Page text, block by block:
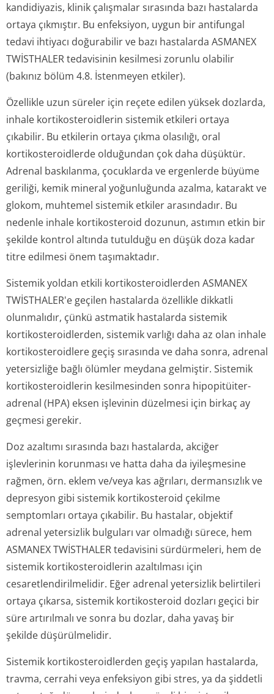
kandidiyazis, klinik çalışmalar sırasında bazı hastalarda
ortaya çıkmıştır. Bu enfeksiyon, uygun bir antifungal
tedavi ihtiyacı doğurabilir ve bazı hastalarda ASMANEX
TWİSTHALER tedavisinin kesilmesi zorunlu olabilir
(bakınız bölüm 4.8. İstenmeyen etkiler).
Özellikle uzun süreler için reçete edilen yüksek dozlarda,
inhale kortikosteroidlerin sistemik etkileri ortaya
çıkabilir. Bu etkilerin ortaya çıkma olasılığı, oral
kortikosteroidlerde olduğundan çok daha düşüktür.
Adrenal baskılanma, çocuklarda ve ergenlerde büyüme
geriliği, kemik mineral yoğunluğunda azalma, katarakt ve
glokom, muhtemel sistemik etkiler arasındadır. Bu
nedenle inhale kortikosteroid dozunun, astımın etkin bir
şekilde kontrol altında tutulduğu en düşük doza kadar
titre edilmesi önem taşımaktadır.
Sistemik yoldan etkili kortikosteroi­dlerden ASMANEX
TWİSTHALER'e geçilen hastalarda özellikle dikkatli
olunmalıdır, çünkü astmatik hastalarda sistemik
kortikosteroi­dlerden, sistemik varlığı daha az olan inhale
kortikosteroidlere geçiş sırasında ve daha sonra, adrenal
yetersizliğe bağlı ölümler meydana gelmiştir. Sistemik
kortikosteroidlerin kesilmesinden sonra hipopitüiter-
adrenal (HPA) eksen işlevinin düzelmesi için birkaç ay
geçmesi gerekir.
Doz azaltımı sırasında bazı hastalarda, akciğer
işlevlerinin korunması ve hatta daha da iyileşmesine
rağmen, örn. eklem ve/veya kas ağrıları, dermansızlık ve
depresyon gibi sistemik kortikosteroid çekilme
semptomları ortaya çıkabilir. Bu hastalar, objektif
adrenal yetersizlik bulguları var olmadığı sürece, hem
ASMANEX TWİSTHALER tedavisini sürdürmeleri, hem de
sistemik kortikosteroidlerin azaltılması için
cesaretlendiril­melidir. Eğer adrenal yetersizlik belirtileri
ortaya çıkarsa, sistemik kortikosteroid dozları geçici bir
süre artırılmalı ve sonra bu dozlar, daha yavaş bir
şekilde düşürülmelidir.
Sistemik kortikosteroi­dlerden geçiş yapılan hastalarda,
travma, cerrahi veya enfeksiyon gibi stres, ya da şiddetli